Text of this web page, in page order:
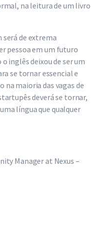
na leitura de um livro
será de extrema
pessoa em um futuro
inglês deixou de ser um
se tornar essencial e
maioria das vagas de
deverá se tornar,
língua que qualquer
Manager at Nexus –